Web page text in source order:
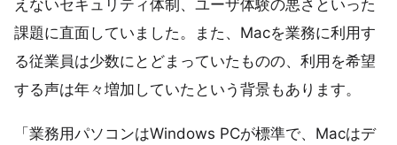
えないセキュリティ体制、ユーザ体験の悪さといった
課題に直面していました。また、Macを業務に利用す
る従業員は少数にとどまっていたものの、利用を希望
する声は年々増加していたという背景もあります。
「業務用パソコンはWindows PCが標準で、Macはデ